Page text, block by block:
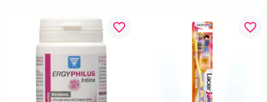
favorite_border favorite_border